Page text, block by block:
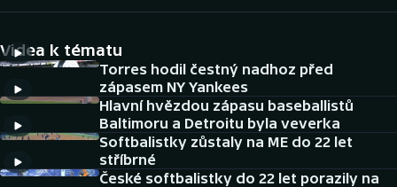
DALŠÍ SPORTY
Americký fotbal
Baseball a softbal
Basketbal
NEPŘEHLÉDNĚTE
Soutěže
Historické návraty
Videa k tématu
Torres hodil čestný nadhoz před
zápasem NY Yankees
Hlavní hvězdou zápasu baseballistů
Baltimoru a Detroitu byla veverka
Softbalistky zůstaly na ME do 22 let
stříbrné
České softbalistky do 22 let porazily na